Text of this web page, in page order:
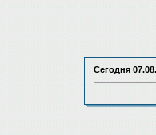
Сегодня